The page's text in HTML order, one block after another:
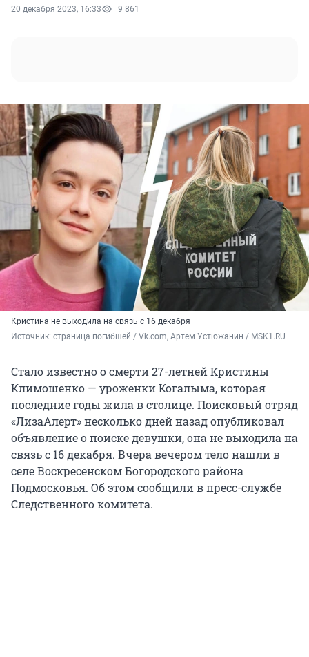
20 декабря 2023, 16:33 9 861
Кристина не выходила на связь с 16 декабря
Источник: страница погибшей / Vk.com, Артем Устюжанин / MSK1.RU
Стало известно о смерти 27-летней Кристины
Климошенко — уроженки Когалыма, которая
последние годы жила в столице. Поисковый отряд
«ЛизаАлерт» несколько дней назад опубликовал
объявление о поиске девушки, она не выходила на
связь с 16 декабря. Вчера вечером тело нашли в
селе Воскресенском Богородского района
Подмосковья. Об этом сообщили в пресс-службе
Следственного комитета.